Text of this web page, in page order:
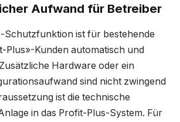
Aufwand für Betreiber
Schutzfunktion ist für bestehende
Plus»-Kunden automatisch und
Hardware oder ein
sind nicht zwingend
ist die technische
in das Profit-Plus-System. Für